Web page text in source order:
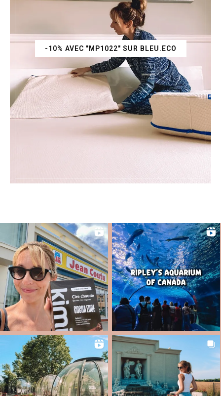
-10% AVEC "MP1022" SUR BLEU.ECO